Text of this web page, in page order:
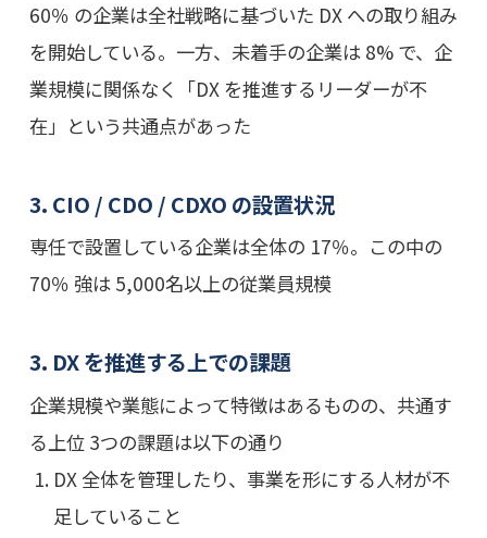
60％ の企業は全社戦略に基づいた DX への取り組み
を開始している。一方、未着手の企業は 8% で、企
業規模に関係なく「DX を推進するリーダーが不
在」という共通点があった
3. CIO / CDO / CDXO の設置状況
専任で設置している企業は全体の 17％。この中の
70％ 強は 5,000名以上の従業員規模
3. DX を推進する上での課題
企業規模や業態によって特徴はあるものの、共通す
る上位 3つの課題は以下の通り
DX 全体を管理したり、事業を形にする人材が不
足していること